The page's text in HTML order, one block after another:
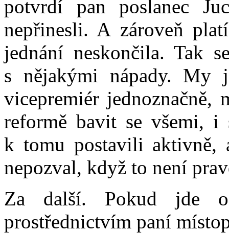
potvrdí pan poslanec
nepřinesli. A zároveň
jednání neskončila. Tak
s nějakými nápady. My
vicepremiér
reformě bavit se všemi, i
k tomu postavili aktivně,
nepozval, když to není
Za další. Pokud jde o
prostřednictvím paní